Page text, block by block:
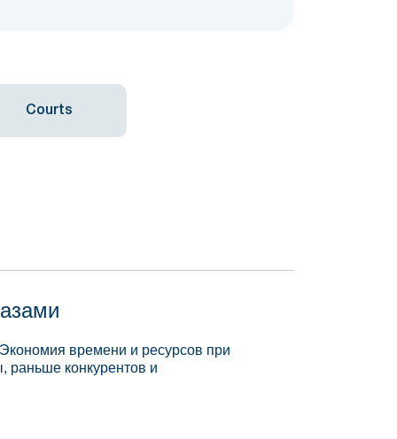
Courts
времени и ресурсов при
раньше конкурентов и